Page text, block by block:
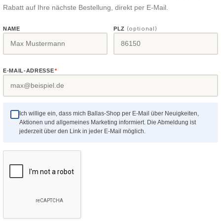
Spannzange 12 mm
Spannzange in
geführt. Diese
werden mit einem
Überwurfmutter zusätzlich
Zusatzführung löst die
beim Öffnen mit dem
Preis:
Details
Präzisions
Präzisions-Spannzange in
Spannzangen werden
Ring in der
geführt. Diese
Spannzange beim Öffnen
Regulärer Preis:
28,44 €
495048-06
Rabatt auf Ihre nächste Bestellung, direkt per E-Mail.
NAME PLZ (optional)
E-MAIL-ADRESSE*
Ich willige ein, dass mich Ballas-Shop per E-Mail über Neuigkeiten,
Aktionen und allgemeines Marketing informiert. Die Abmeldung ist
jederzeit über den Link in jeder E-Mail möglich.